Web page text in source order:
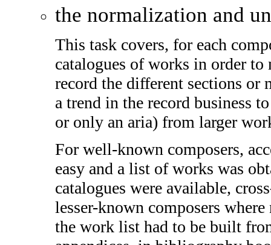
the normalization and
This task covers, for each
catalogues of works in order
record the different sections or
a trend in the record business
or only an aria) from larger
For well-known composers,
easy and a list of works was
catalogues were available,
lesser-known composers
the work list had to be built